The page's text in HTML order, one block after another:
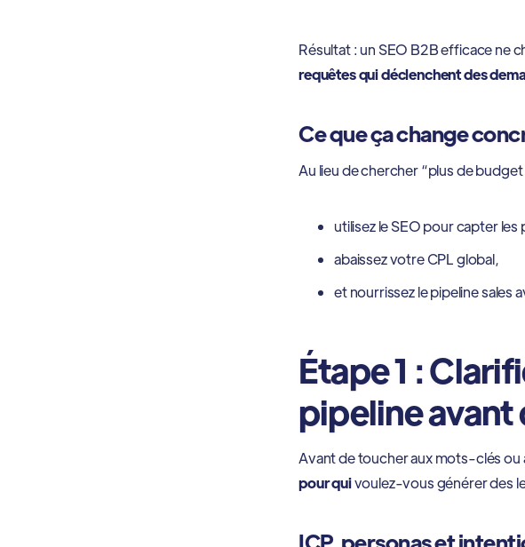
Résultat : un SEO B2B efficace ne
requêtes qui déclenchent des
Ce que ça change
Au lieu de chercher “plus de budget
utilisez le SEO pour capter
abaissez votre CPL global,
et nourrissez le pipeline sales
Étape 1 :
pipeline avant
Avant de toucher aux mots-clés ou
pour quivoulez-vous générer des
ICP, personas et